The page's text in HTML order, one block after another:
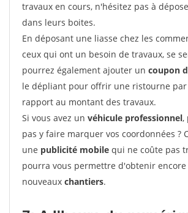
travaux en cours, n'hésitez pas à
dans leurs boites.
En déposant une liasse chez les
ceux qui ont un besoin de travaux, se
pourrez également ajouter un coupon
le dépliant pour offrir une ristourne par
rapport au montant des travaux.
Si vous avez un véhicule professionnel,
pas y faire marquer vos coordonnées ?
une publicité mobile qui ne coûte pas
pourra vous permettre d'obtenir
nouveaux chantiers.